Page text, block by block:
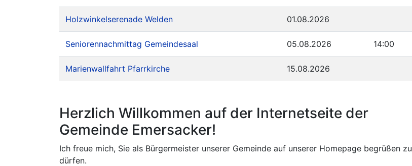
Holzwinkelserenade Welden 01.08.2026
Seniorennachmittag Gemeindesaal 05.08.2026 14:00
Marienwallfahrt Pfarrkirche 15.08.2026
Herzlich Willkommen auf der Internetseite der
Gemeinde Emersacker!
Ich freue mich, Sie als Bürgermeister unserer Gemeinde auf unserer Homepage begrüßen zu
dürfen.